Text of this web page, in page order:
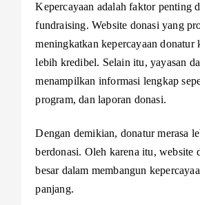
Kepercayaan adalah faktor penting
fundraising. Website donasi yang
meningkatkan kepercayaan donatur
lebih kredibel. Selain itu, yayasan
menampilkan informasi lengkap
program, dan laporan donasi.
Dengan demikian, donatur merasa
berdonasi. Oleh karena itu, website
besar dalam membangun
panjang.